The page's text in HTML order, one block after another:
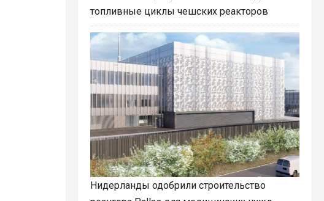
топливные циклы чешских реакторов
Нидерланды одобрили строительство